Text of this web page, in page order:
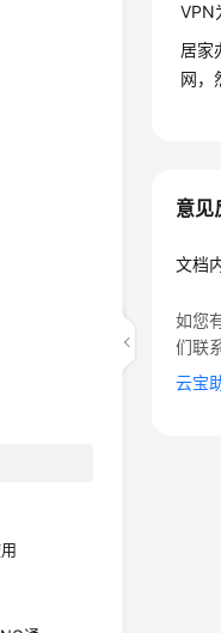
VPN
居家
网，
意见
文档
如您
们联
云宝